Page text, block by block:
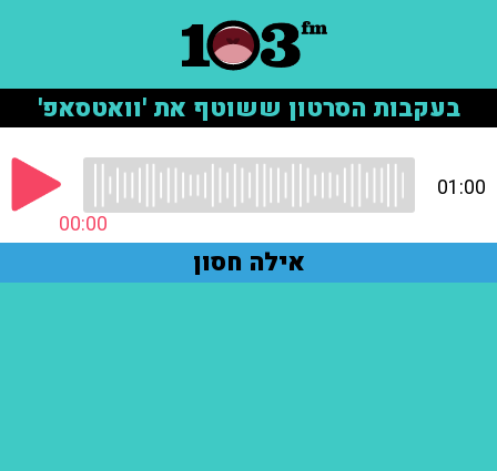
בעקבות הסרטון ששוטף את 'וואטסאפ'
00:00
01:00
אילה חסון